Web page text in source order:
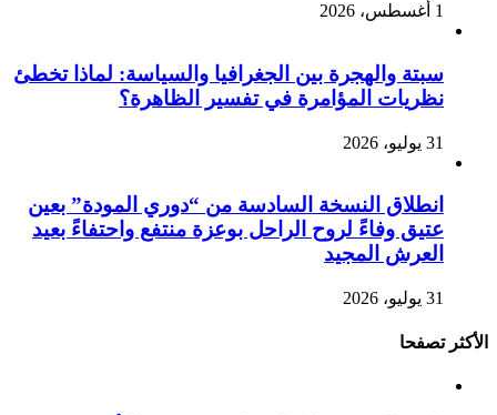
1 أغسطس، 2026
سبتة والهجرة بين الجغرافيا والسياسة: لماذا تخطئ
نظريات المؤامرة في تفسير الظاهرة؟
31 يوليو، 2026
انطلاق النسخة السادسة من “دوري المودة” بعين
عتيق وفاءً لروح الراحل بوعزة منتفع واحتفاءً بعيد
العرش المجيد
31 يوليو، 2026
الأكثر تصفحا